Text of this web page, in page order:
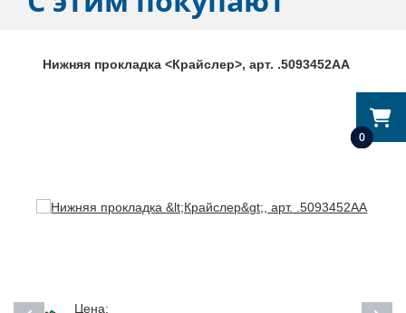
0
Нижняя прокладка <Крайслер>, арт. .5093452АА
Цена: